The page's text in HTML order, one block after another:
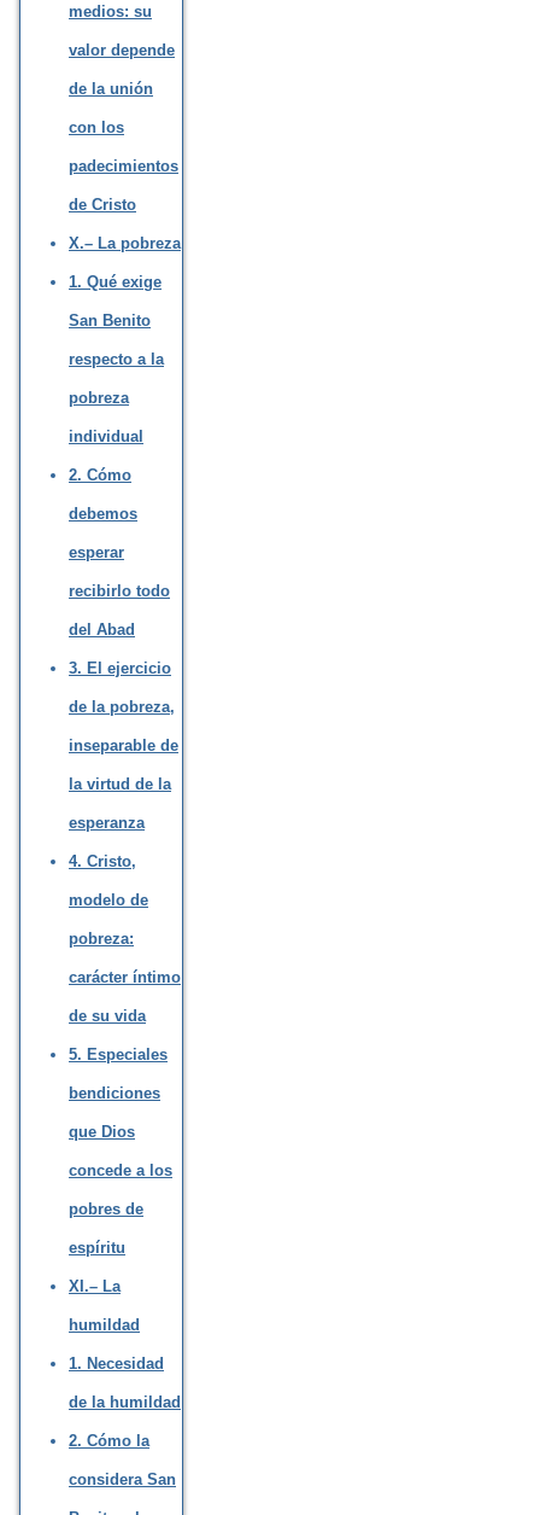
medios: su
valor depende
de la unión
con los
padecimientos
de Cristo
X.– La pobreza
1. Qué exige
San Benito
respecto a la
pobreza
individual
2. Cómo
debemos
esperar
recibirlo todo
del Abad
3. El ejercicio
de la pobreza,
inseparable de
la virtud de la
esperanza
4. Cristo,
modelo de
pobreza:
carácter íntimo
de su vida
5. Especiales
bendiciones
que Dios
concede a los
pobres de
espíritu
XI.– La
humildad
1. Necesidad
de la humildad
2. Cómo la
considera San